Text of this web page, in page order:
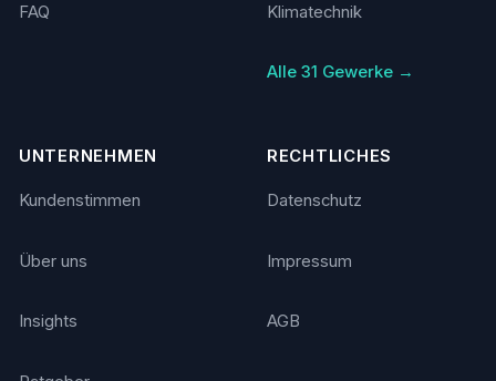
FAQ Klimatechnik
Alle 31 Gewerke →
UNTERNEHMEN
Kundenstimmen
Über uns
Insights
RECHTLICHES
Datenschutz
Impressum
AGB